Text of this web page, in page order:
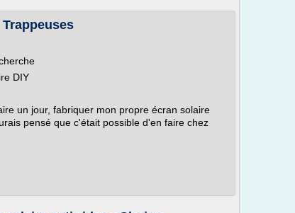
DIY
un jour, fabriquer mon propre écran solaire
pensé que c'était possible d'en faire chez